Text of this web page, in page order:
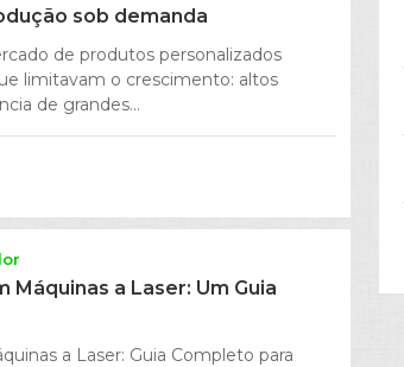
sob demanda
de produtos personalizados
limitavam o crescimento: altos
de grandes...
Máquinas a Laser: Um Guia
a Laser: Guia Completo para